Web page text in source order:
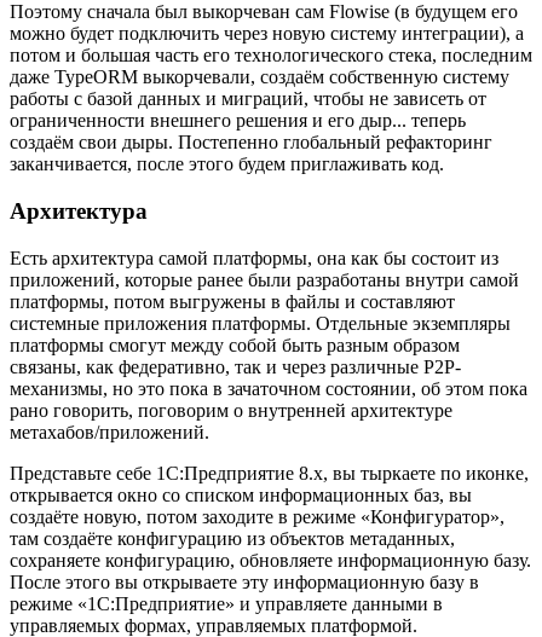
Поэтому сначала был выкорчеван сам Flowise (в будущем его
можно будет подключить через новую систему интеграции), а
потом и большая часть его технологического стека, последним
даже TypeORM выкорчевали, создаём собственную систему
работы с базой данных и миграций, чтобы не зависеть от
ограниченности внешнего решения и его дыр... теперь
создаём свои дыры. Постепенно глобальный рефакторинг
заканчивается, после этого будем приглаживать код.
Архитектура
Есть архитектура самой платформы, она как бы состоит из
приложений, которые ранее были разработаны внутри самой
платформы, потом выгружены в файлы и составляют
системные приложения платформы. Отдельные экземпляры
платформы смогут между собой быть разным образом
связаны, как федеративно, так и через различные P2P-
механизмы, но это пока в зачаточном состоянии, об этом пока
рано говорить, поговорим о внутренней архитектуре
метахабов/приложений.
Представьте себе 1С:Предприятие 8.х, вы тыркаете по иконке,
открывается окно со списком информационных баз, вы
создаёте новую, потом заходите в режиме «Конфигуратор»,
там создаёте конфигурацию из объектов метаданных,
сохраняете конфигурацию, обновляете информационную базу.
После этого вы открываете эту информационную базу в
режиме «1С:Предприятие» и управляете данными в
управляемых формах, управляемых платформой.